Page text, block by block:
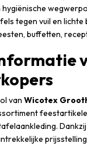
hygiënische
tegen vuil en lichte
buffetten,
van Wicotex